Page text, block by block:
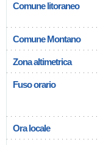
Comune litoraneo
Comune Montano
Zona altimetrica
Fuso orario
Ora locale